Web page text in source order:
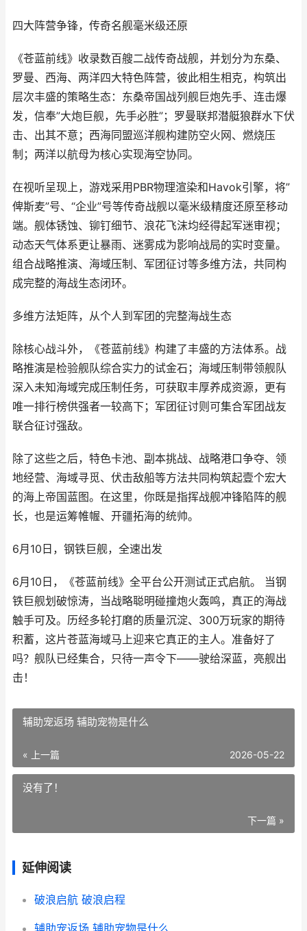
四大阵营争锋，传奇名舰毫米级还原
《苍蓝前线》收录数百艘二战传奇战舰，并划分为东桑、
罗曼、西海、两洋四大特色阵营，彼此相生相克，构筑出
层次丰盛的策略生态：东桑帝国战列舰巨炮先手、连击爆
发，信奉”大炮巨舰，先手必胜”；罗曼联邦潜艇狼群水下伏
击、出其不意；西海同盟巡洋舰构建防空火网、燃烧压
制；两洋以航母为核心实现海空协同。
在视听呈现上，游戏采用PBR物理渲染和Havok引擎，将”
俾斯麦”号、“企业”号等传奇战舰以毫米级精度还原至移动
端。舰体锈蚀、铆钉细节、浪花飞沫均经得起军迷审视；
动态天气体系更让暴雨、迷雾成为影响战局的实时变量。
组合战略推演、海域压制、军团征讨等多维方法，共同构
成完整的海战生态闭环。
多维方法矩阵，从个人到军团的完整海战生态
除核心战斗外，《苍蓝前线》构建了丰盛的方法体系。战
略推演是检验舰队综合实力的试金石；海域压制带领舰队
深入未知海域完成压制任务，可获取丰厚养成资源，更有
唯一排行榜供强者一较高下；军团征讨则可集合军团战友
联合征讨强敌。
除了这些之后，特色卡池、副本挑战、战略港口争夺、领
地经营、海域寻觅、伏击敌船等方法共同构筑起壹个宏大
的海上帝国蓝图。在这里，你既是指挥战舰冲锋陷阵的舰
长，也是运筹帷幄、开疆拓海的统帅。
6月10日，钢铁巨舰，全速出发
6月10日，《苍蓝前线》全平台公开测试正式启航。 当钢
铁巨舰划破惊涛，当战略聪明碰撞炮火轰鸣，真正的海战
触手可及。历经多轮打磨的质量沉淀、300万玩家的期待
积蓄，这片苍蓝海域马上迎来它真正的主人。准备好了
吗？舰队已经集合，只待一声令下——驶给深蓝，亮舰出
击！
辅助宠返场 辅助宠物是什么
« 上一篇 2026-05-22
没有了！
下一篇 »
延伸阅读
破浪启航 破浪启程
辅助宠返场 辅助宠物是什么